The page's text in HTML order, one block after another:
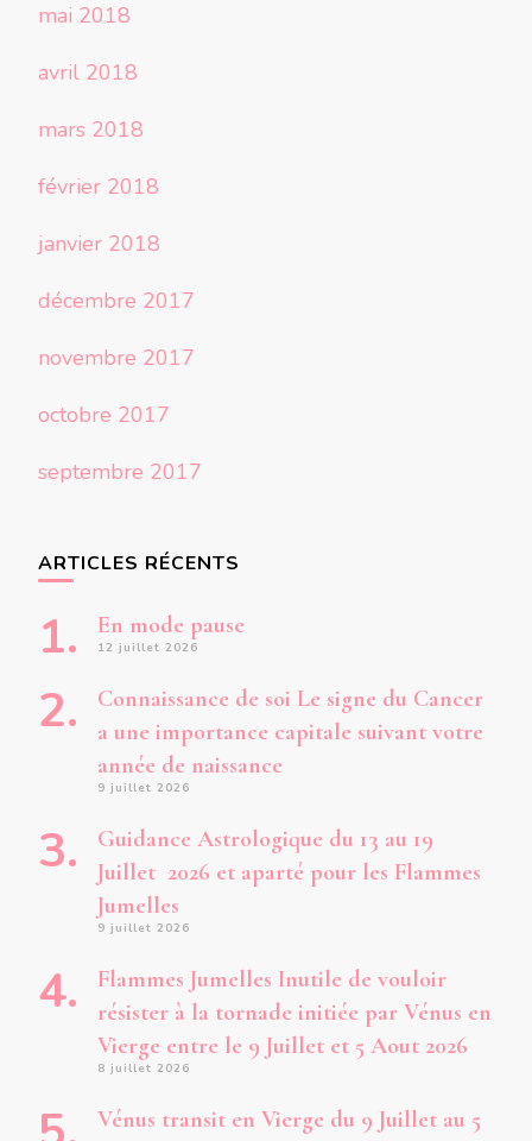
mai 2018
avril 2018
mars 2018
février 2018
janvier 2018
décembre 2017
novembre 2017
octobre 2017
septembre 2017
ARTICLES RÉCENTS
En mode pause
12 juillet 2026
Connaissance de soi Le signe du Cancer
a une importance capitale suivant votre
année de naissance
9 juillet 2026
Guidance Astrologique du 13 au 19
Juillet 2026 et aparté pour les Flammes
Jumelles
9 juillet 2026
Flammes Jumelles Inutile de vouloir
résister à la tornade initiée par Vénus en
Vierge entre le 9 Juillet et 5 Aout 2026
8 juillet 2026
Vénus transit en Vierge du 9 Juillet au 5